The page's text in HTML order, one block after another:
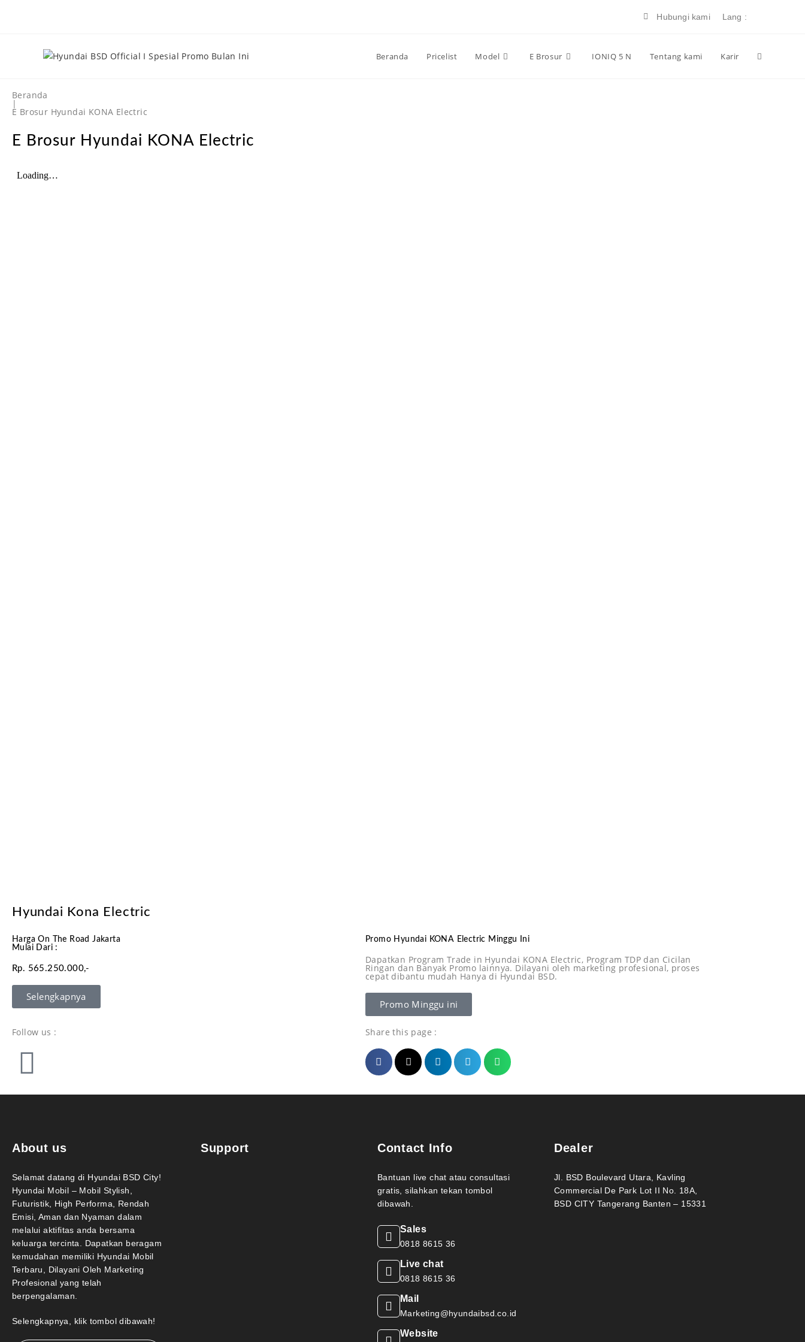
Hubungi kami Lang :
Beranda Pricelist Model E Brosur IONIQ 5 N Tentang kami Karir
Beranda
|
E Brosur Hyundai KONA Electric
E Brosur Hyundai KONA Electric
Hyundai Kona Electric
Harga On The Road Jakarta
Mulai Dari :
Rp. 565.250.000,-
Selengkapnya
Promo Hyundai KONA Electric Minggu Ini
Dapatkan Program Trade in Hyundai KONA Electric, Program TDP dan Cicilan
Ringan dan Banyak Promo lainnya. Dilayani oleh marketing profesional, proses
cepat dibantu mudah Hanya di Hyundai BSD.
Promo Minggu ini
Follow us : Share this page :
About us
Selamat datang di Hyundai BSD City!
Hyundai Mobil – Mobil Stylish,
Futuristik, High Performa, Rendah
Emisi, Aman dan Nyaman dalam
melalui aktifitas anda bersama
keluarga tercinta. Dapatkan beragam
kemudahan memiliki Hyundai Mobil
Terbaru, Dilayani Oleh Marketing
Profesional yang telah
berpengalaman.
Selengkapnya, klik tombol dibawah!
Support Contact Info
Bantuan live chat atau consultasi
gratis, silahkan tekan tombol
dibawah.
Sales
0818 8615 36
Live chat
0818 8615 36
Mail
Marketing@hyundaibsd.co.id
Website
Dealer
Jl. BSD Boulevard Utara, Kavling
Commercial De Park Lot II No. 18A,
BSD CITY Tangerang Banten – 15331